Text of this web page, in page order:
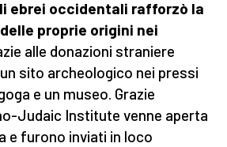
ebrei occidentali rafforzò la
proprie origini nei
alle donazioni straniere
sito archeologico nei pressi
e un museo. Grazie
Judaic Institute venne aperta
e furono inviati in loco